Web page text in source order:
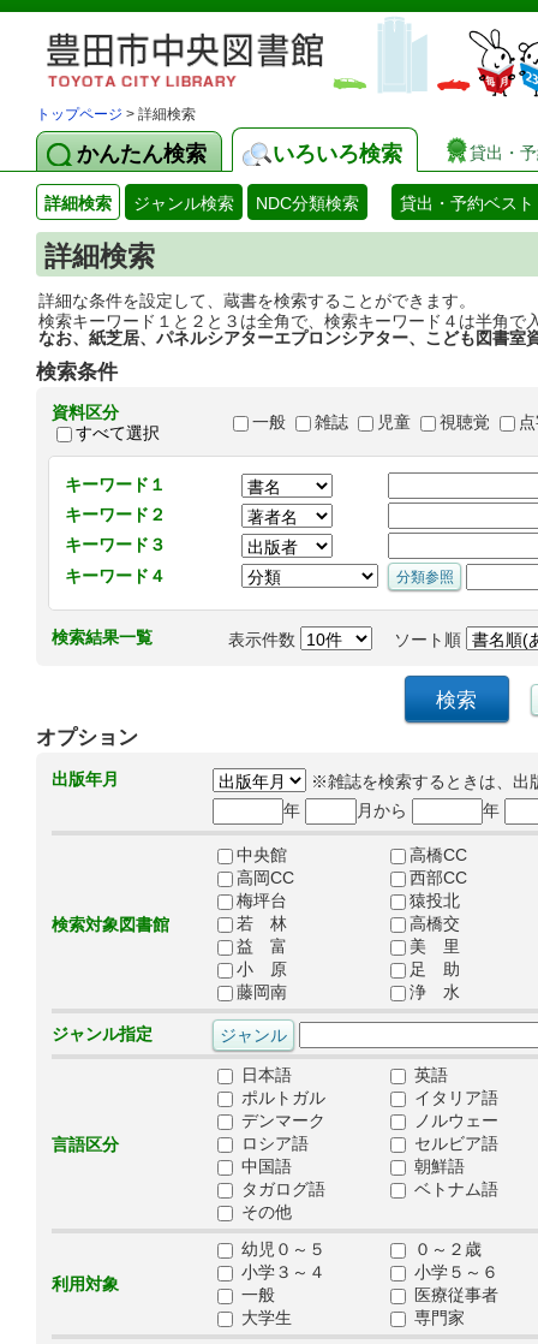
トップページ > 詳細検索
かんたん検索 いろいろ検索 貸出・
詳細検索 ジャンル検索 NDC分類検索 貸出・予約ベスト
詳細検索
詳細な条件を設定して、蔵書を検索することができます。
検索キーワード１と２と３は全角で、検索キーワード４は半角で
なお、紙芝居、パネルシアターエプロンシアター、こども図書室
検索条件
資料区分
すべて選択
一般 雑誌 児童 視聴覚
キーワード１
キーワード２
キーワード３
キーワード４
検索結果一覧 表示件数 ソート順
オプション
出版年月
※雑誌を検索するときは、出
年
月から 年
検索対象図書館
中央館
高橋CC
高岡CC
西部CC
梅坪台
猿投北
若 林
高橋交
益 富
美 里
小 原
足 助
藤岡南
浄 水
ジャンル指定
言語区分
日本語
英語
ポルトガル
イタリア語
デンマーク
ノルウェー
ロシア語
セルビア語
中国語
朝鮮語
タガログ語
ベトナム語
その他
利用対象
幼児０～５
０～２歳
小学３～４
小学５～６
一般
医療従事者
大学生
専門家